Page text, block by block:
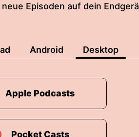
Episoden auf dein
Android Desktop
Apple Podcasts
Pocket Casts